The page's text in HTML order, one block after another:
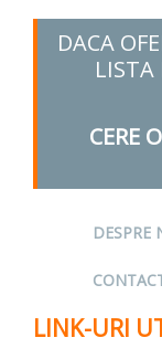
DACA
LISTA
CERE
DESPRE
LINK-URI